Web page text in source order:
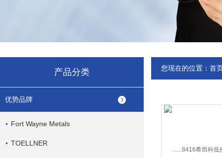
产品分类
优势品牌
Fort Wayne Metals
TOELLNER
您现在的位置： 首